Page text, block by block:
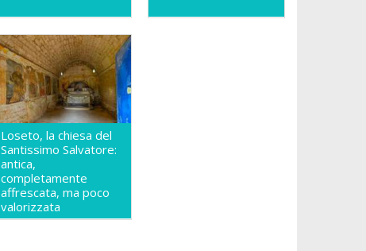
Loseto, la chiesa del
Santissimo Salvatore:
antica,
completamente
affrescata, ma poco
valorizzata